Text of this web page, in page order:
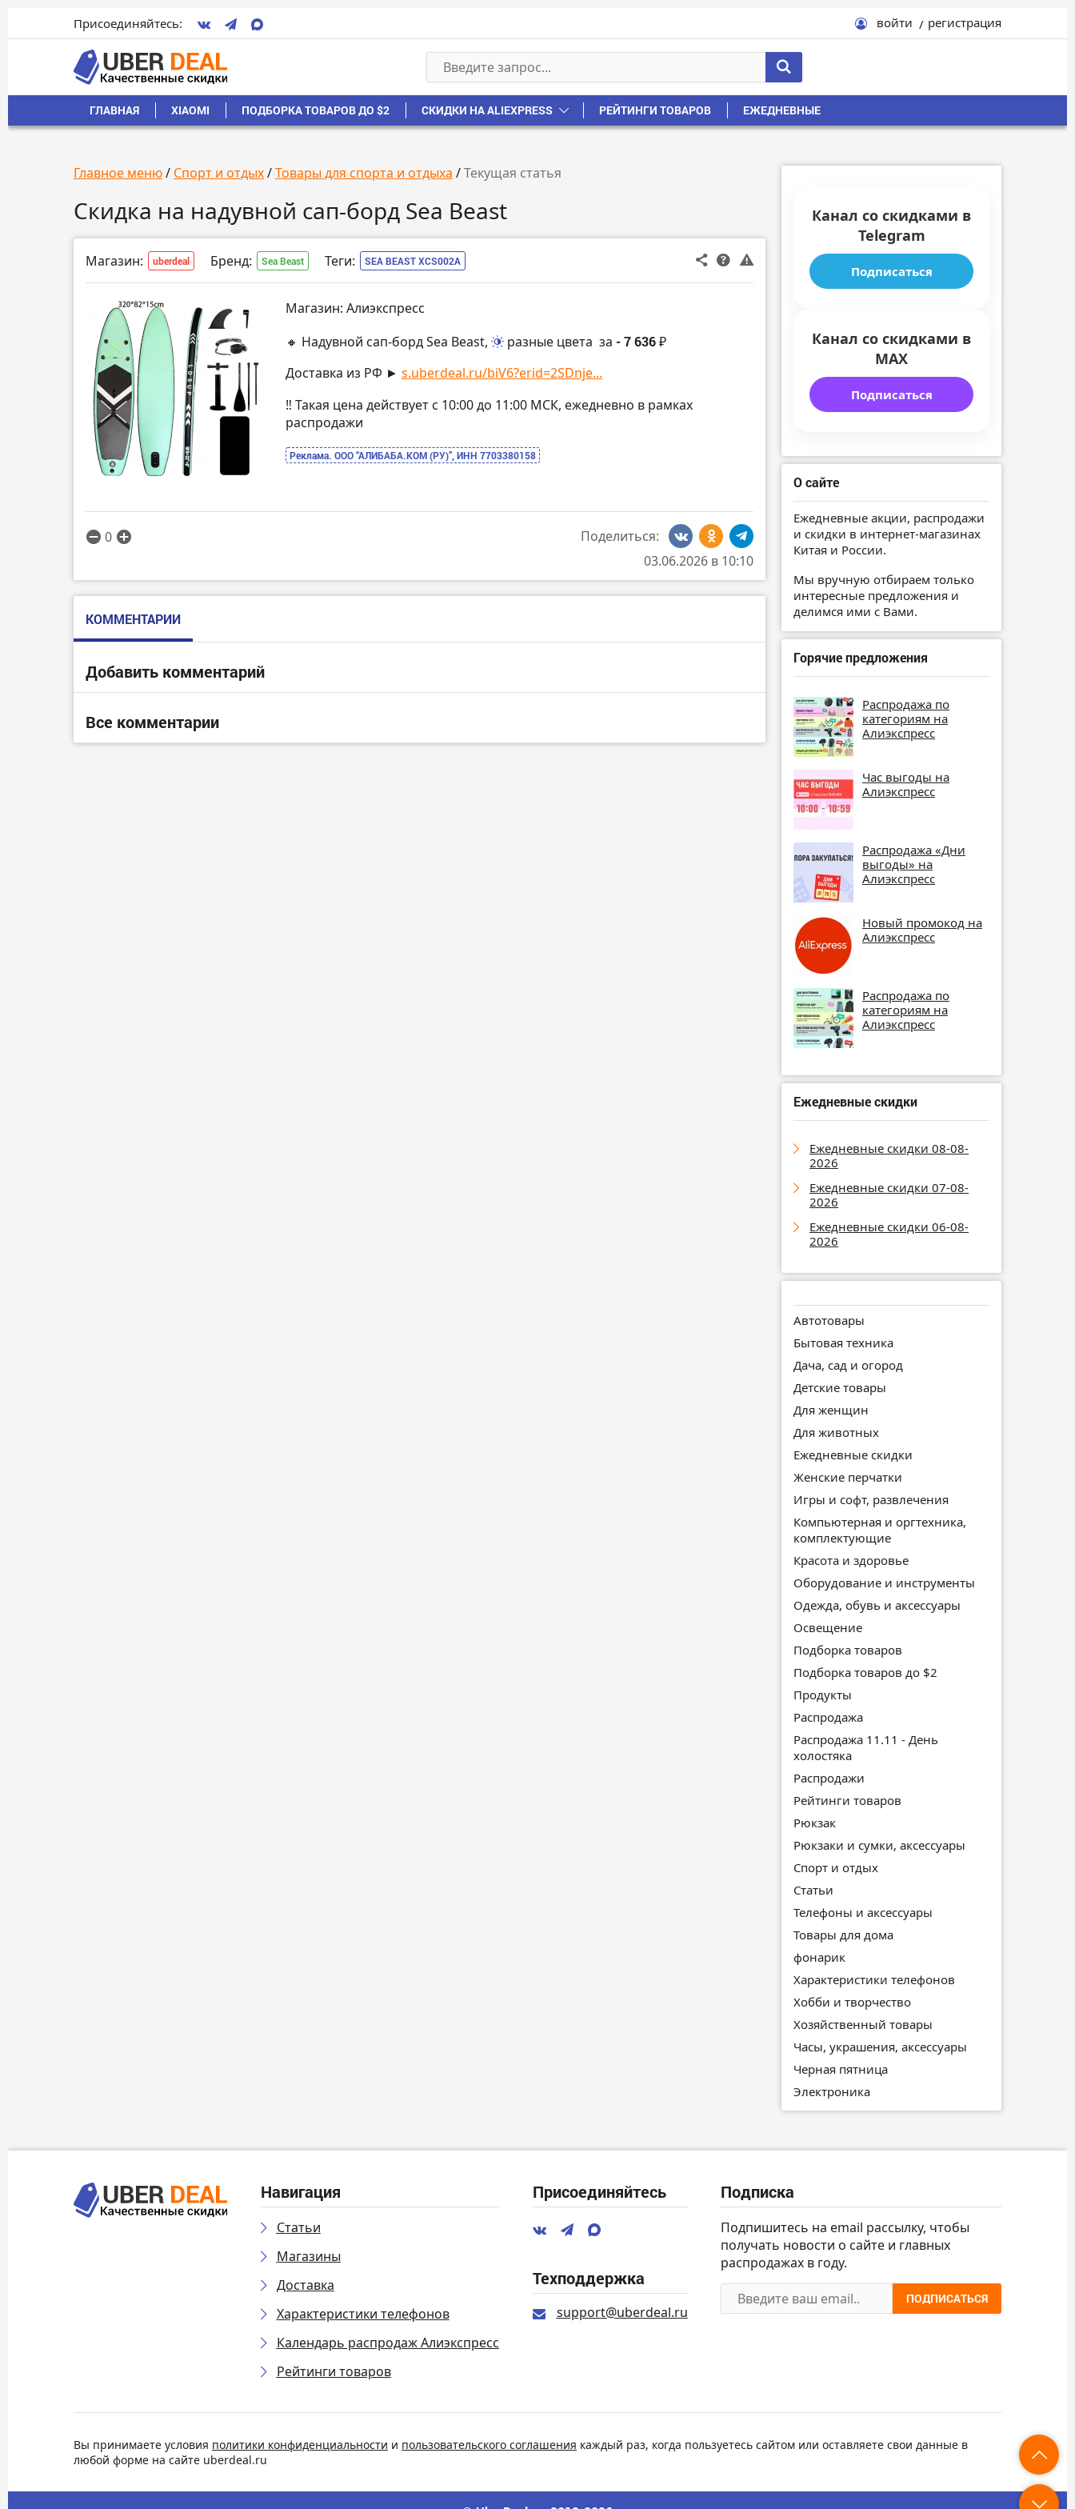
Присоединяйтесь: войти регистрация
ГЛАВНАЯ XIAOMI ПОДБОРКА ТОВАРОВ ДО $2 СКИДКИ НА ALIEXPRESS РЕЙТИНГИ ТОВАРОВ ЕЖЕДНЕВНЫЕ
Главное меню/ Спорт и отдых/Товары для спорта и отдыха /Текущая статья
Скидка на надувной сап-борд Sea Beast
Магазин: uberdeal Бренд: Sea Beast Теги: SEA BEAST XCS002A
Магазин: Алиэкспресс
🔸 Надувной сап-борд Sea Beast,
разные цвета за - 7 636 ₽
Доставка из РФ ► s.uberdeal.ru/biV6?erid=2SDnje...
‼️ Такая цена действует с 10:00 до 11:00 МСК, ежедневно в рамках
распродажи
Реклама. ООО “АЛИБАБА.КОМ (РУ)”, ИНН 7703380158
0
Поделиться:
03.06.2026 в 10:10
КОММЕНТАРИИ
Добавить комментарий
Все комментарии
Канал со скидками в
Telegram
Подписаться
Канал со скидками в
MAX
Подписаться
О сайте
Ежедневные акции, распродажи
и скидки в интернет-магазинах
Китая и России.
Мы вручную отбираем только
интересные предложения и
делимся ими с Вами.
Горячие предложения
Распродажа по
категориям на
Алиэкспресс
Час выгоды на
Алиэкспресс
Распродажа «Дни
выгоды» на
Алиэкспресс
Новый промокод на
Алиэкспресс
Распродажа по
категориям на
Алиэкспресс
Ежедневные скидки
Ежедневные скидки 08-08-
2026
Ежедневные скидки 07-08-
2026
Ежедневные скидки 06-08-
2026
Автотовары
Бытовая техника
Дача, сад и огород
Детские товары
Для женщин
Для животных
Ежедневные скидки
Женские перчатки
Игры и софт, развлечения
Компьютерная и оргтехника,
комплектующие
Красота и здоровье
Оборудование и инструменты
Одежда, обувь и аксессуары
Освещение
Подборка товаров
Подборка товаров до $2
Продукты
Распродажа
Распродажа 11.11 - День
холостяка
Распродажи
Рейтинги товаров
Рюкзак
Рюкзаки и сумки, аксессуары
Спорт и отдых
Статьи
Телефоны и аксессуары
Товары для дома
фонарик
Характеристики телефонов
Хобби и творчество
Хозяйственный товары
Часы, украшения, аксессуары
Черная пятница
Электроника
Навигация
Статьи
Магазины
Доставка
Характеристики телефонов
Календарь распродаж Алиэкспресс
Рейтинги товаров
Присоединяйтесь
Техподдержка
support@uberdeal.ru
Подписка
Подпишитесь на email рассылку, чтобы
получать новости о сайте и главных
распродажах в году.
ПОДПИСАТЬСЯ
Вы принимаете условия политики конфиденциальности и пользовательского соглашения каждый раз, когда пользуетесь сайтом или оставляете свои данные в
любой форме на сайте uberdeal.ru